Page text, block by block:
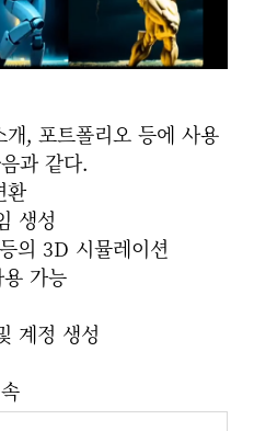
, 포트폴리오 등에 사용
과 같다.
환
생성
의 3D 시뮬레이션
가능
계정 생성